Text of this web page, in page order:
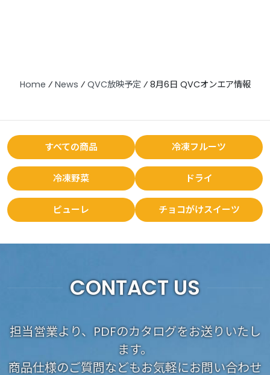
Home ⁄ News ⁄ QVC放映予定⁄ 8月6日 QVCオンエア情報
すべての商品 冷凍フルーツ
冷凍野菜 ドライ
ピューレ チョコがけスイーツ
CONTACT US
担当営業より、PDFのカタログをお送りいたし
ます。
商品仕様のご質問などもお気軽にお問い合わせ